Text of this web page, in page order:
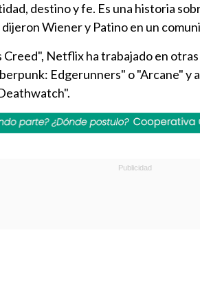
destino y fe. Es una historia
dijeron Wiener y Patino en un
Creed", Netflix ha trabajado en
Edgerunners" o "Arcane" y